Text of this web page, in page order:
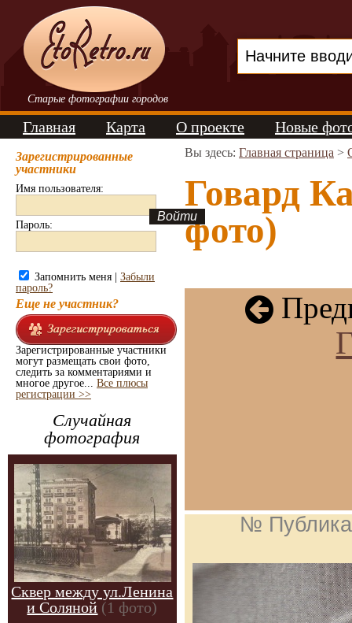
Старые фотографии городов
Главная Карта О проекте Новые
Зарегистрированные
участники
Имя пользователя:
Пароль:
Запомнить меня | Забыли
пароль?
Еще не участник?
Зарегистрированные участники
могут размещать свои фото,
следить за комментариями и
многое другое... Все плюсы
регистрации >>
Случайная
фотография
Сквер между ул.Ленина
и Соляной (1 фото)
Вы здесь: Главная страница >
Говард
фото)
№